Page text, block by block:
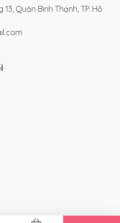
13, Quận Bình Thạnh, TP. Hồ